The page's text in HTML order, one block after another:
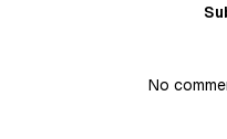
No